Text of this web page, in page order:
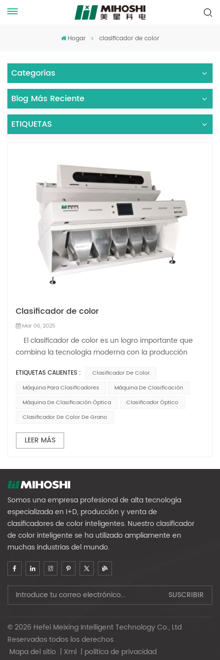
Hogar clasificador de color
Categorías
Blog Más Reciente
ETIQUETAS
Clasificador de color
Mar 06, 2025
El clasificador de color es un logro importante que
combina la tecnología moderna con la producción
clasificar los productos agrícolas y la producción
industrial, el clasificador de color de Miho...
ETIQUETAS CALIENTES :
Clasificador De Color
Máquina Para Clasificadores
Máquina De Clasificación
Máquina De Clasificación Óptica
Clasificador Óptico
Clasificador De Color De Grano
LEER MÁS
Somos una empresa profesional de alta tecnología
especializada en I+D, producción y venta de
clasificadores de color inteligentes. Nuestro clasificador
de color inteligente se ha utilizado ampliamente en
muchas industrias del mundo.
© 2026 Hefei Meixing Intelligent Technology Co., Ltd
Reservados todos los derechos .
Mapa del sitio | Xml | política de privacidad